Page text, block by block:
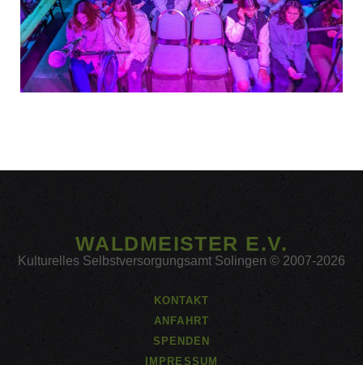
WALDMEISTER E.V.
Kulturelles Selbstversorgungsamt Solingen © 2007-2026
KONTAKT
ANFAHRT
SPENDEN
IMPRESSUM